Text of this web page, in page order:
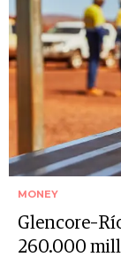
MONEY
260.000